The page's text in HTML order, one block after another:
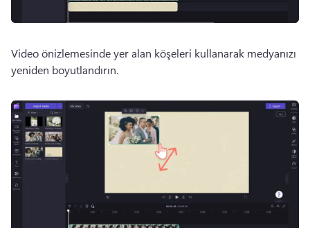
Video önizlemesinde yer alan köşeleri kullanarak medyanızı
yeniden boyutlandırın.